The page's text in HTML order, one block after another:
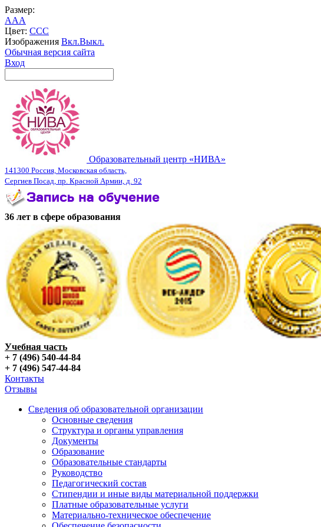
Размер:
AAA
Цвет: CCC
Изображения Вкл.Выкл.
Обычная версия сайта
Вход
Образовательный центр «НИВА»
141300 Россия, Московская область,
Сергиев Посад, пр. Красной Армии, д. 92
36 лет в сфере образования
Учебная часть
+ 7 (496) 540-44-84
+ 7 (496) 547-44-84
Контакты
Отзывы
Сведения об образовательной организации
Основные сведения
Структура и органы управления
Документы
Образование
Образовательные стандарты
Руководство
Педагогический состав
Стипендии и иные виды материальной поддержки
Платные образовательные услуги
Материально-техническое обеспечение